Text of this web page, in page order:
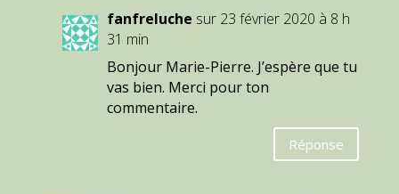
fanfreluche sur 23 février 2020 à 8 h
31 min
Bonjour Marie-Pierre. J’espère que tu
vas bien. Merci pour ton
commentaire.
Réponse